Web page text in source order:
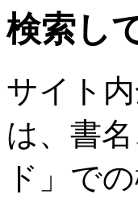
検索し
サイト
は、書
ド」で